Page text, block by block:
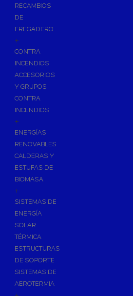
RECAMBIOS
DE
FREGADERO
+
CONTRA
INCENDIOS
ACCESORIOS
Y GRUPOS
CONTRA
INCENDIOS
+
ENERGÍAS
RENOVABLES
CALDERAS Y
ESTUFAS DE
BIOMASA
+
SISTEMAS DE
ENERGÍA
SOLAR
TÉRMICA
ESTRUCTURAS
DE SOPORTE
SISTEMAS DE
AEROTERMIA